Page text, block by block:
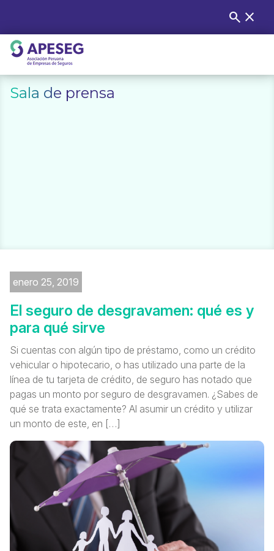
content
Buscar:
search close
APESEG
Sala de prensa
enero 25, 2019
El seguro de desgravamen: qué es y
para qué sirve
Si cuentas con algún tipo de préstamo, como un crédito
vehicular o hipotecario, o has utilizado una parte de la
línea de tu tarjeta de crédito, de seguro has notado que
pagas un monto por seguro de desgravamen. ¿Sabes de
qué se trata exactamente? Al asumir un crédito y utilizar
un monto de este, en […]